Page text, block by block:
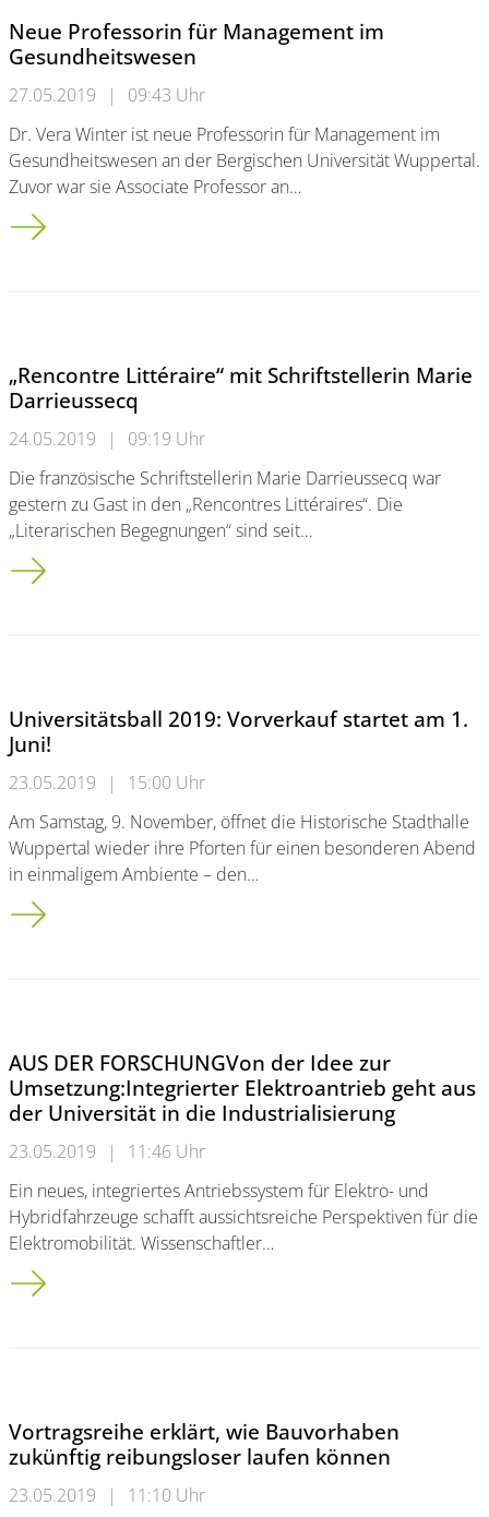
Neue Professorin für Management im
Gesundheitswesen
27.05.2019 |
09:43 Uhr
Dr. Vera Winter ist neue Professorin für Management im
Gesundheitswesen an der Bergischen Universität Wuppertal.
Zuvor war sie Associate Professor an…
Neue Professorin für Management im Gesundheitswesen
„Rencontre Littéraire“ mit Schriftstellerin Marie
Darrieussecq
24.05.2019 |
09:19 Uhr
Die französische Schriftstellerin Marie Darrieussecq war
gestern zu Gast in den „Rencontres Littéraires“. Die
„Literarischen Begegnungen“ sind seit…
„Rencontre Littéraire“ mit Schriftstellerin Marie Darrieussecq
Universitätsball 2019: Vorverkauf startet am 1.
Juni!
23.05.2019 |
15:00 Uhr
Am Samstag, 9. November, öffnet die Historische Stadthalle
Wuppertal wieder ihre Pforten für einen besonderen Abend
in einmaligem Ambiente – den…
Universitätsball 2019: Vorverkauf startet am 1. Juni!
AUS DER FORSCHUNGVon der Idee zur
Umsetzung:Integrierter Elektroantrieb geht aus
der Universität in die Industrialisierung
23.05.2019 |
11:46 Uhr
Ein neues, integriertes Antriebssystem für Elektro- und
Hybridfahrzeuge schafft aussichtsreiche Perspektiven für die
Elektromobilität. Wissenschaftler…
AUS DER FORSCHUNG<br />Von der Idee zur
Vortragsreihe erklärt, wie Bauvorhaben
zukünftig reibungsloser laufen können
23.05.2019 |
11:10 Uhr